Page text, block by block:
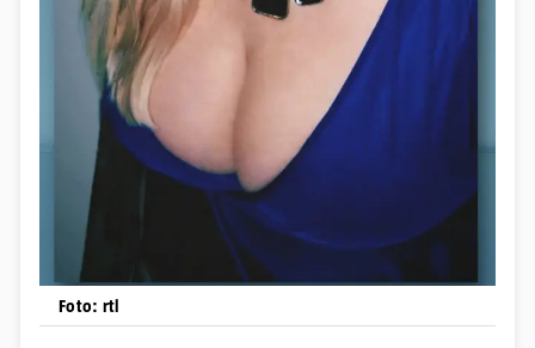
Foto: rtl